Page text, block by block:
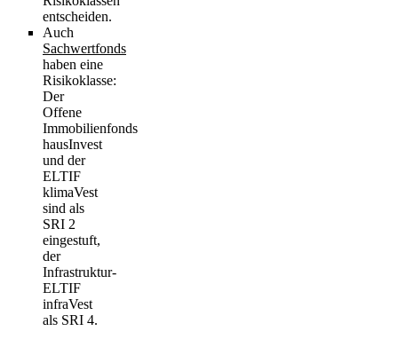
entscheiden.
Auch
Sachwertfonds
haben eine
Risikoklasse:
Der
Offene
Immobilienfonds
hausInvest
und der
ELTIF
klimaVest
sind als
SRI 2
eingestuft,
der
Infrastruktur-
ELTIF
infraVest
als SRI 4.